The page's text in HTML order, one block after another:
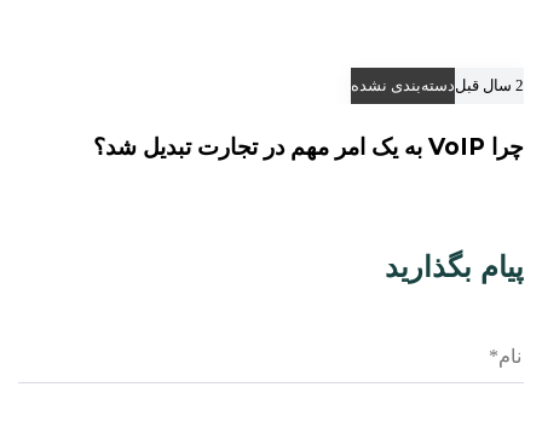
2 سال قبل دسته‌بندی نشده
چرا VoIP به یک امر مهم در تجارت تبدیل شد؟
پیام بگذارید